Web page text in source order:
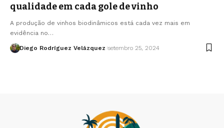
qualidade em cada gole de vinho
A produção de vinhos biodinâmicos está cada vez mais em
evidência no…
Diego Rodríguez Velázquez setembro 25, 2024